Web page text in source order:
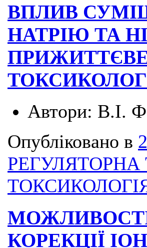
ВПЛИВ
НАТРІЮ ТА
Автори: В.І.
Опубліковано в
КОРЕКЦІЇ